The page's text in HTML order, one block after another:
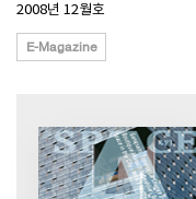
2008년 12월호
E-Magazine